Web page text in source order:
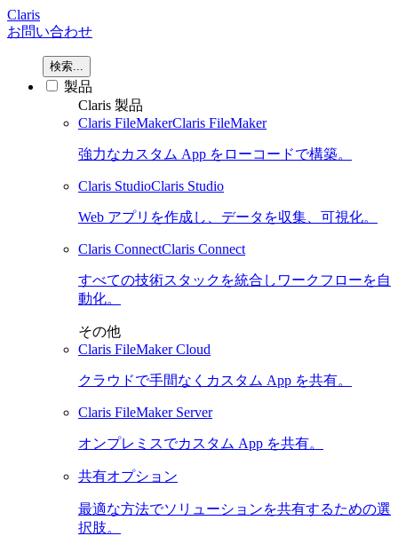
Claris
お問い合わせ
検索...
製品
Claris 製品
Claris FileMakerClaris FileMaker
強力なカスタム App をローコードで構築。
Claris StudioClaris Studio
Web アプリを作成し、データを収集、可視化。
Claris ConnectClaris Connect
すべての技術スタックを統合しワークフローを自
動化。
その他
Claris FileMaker Cloud
クラウドで手間なくカスタム App を共有。
Claris FileMaker Server
オンプレミスでカスタム App を共有。
共有オプション
最適な方法でソリューションを共有するための選
択肢。